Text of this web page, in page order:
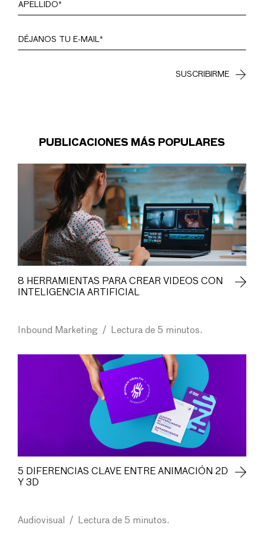
PUBLICACIONES MÁS POPULARES
8 HERRAMIENTAS PARA CREAR VIDEOS CON
INTELIGENCIA ARTIFICIAL
Inbound Marketing / Lectura de 5 minutos.
5 DIFERENCIAS CLAVE ENTRE ANIMACIÓN 2D
Y 3D
Audiovisual / Lectura de 5 minutos.